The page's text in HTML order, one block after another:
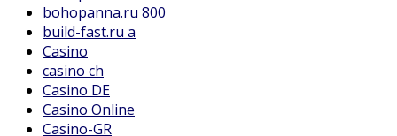
bohopanna.ru 800
build-fast.ru a
Casino
casino ch
Casino DE
Casino Online
Casino-GR